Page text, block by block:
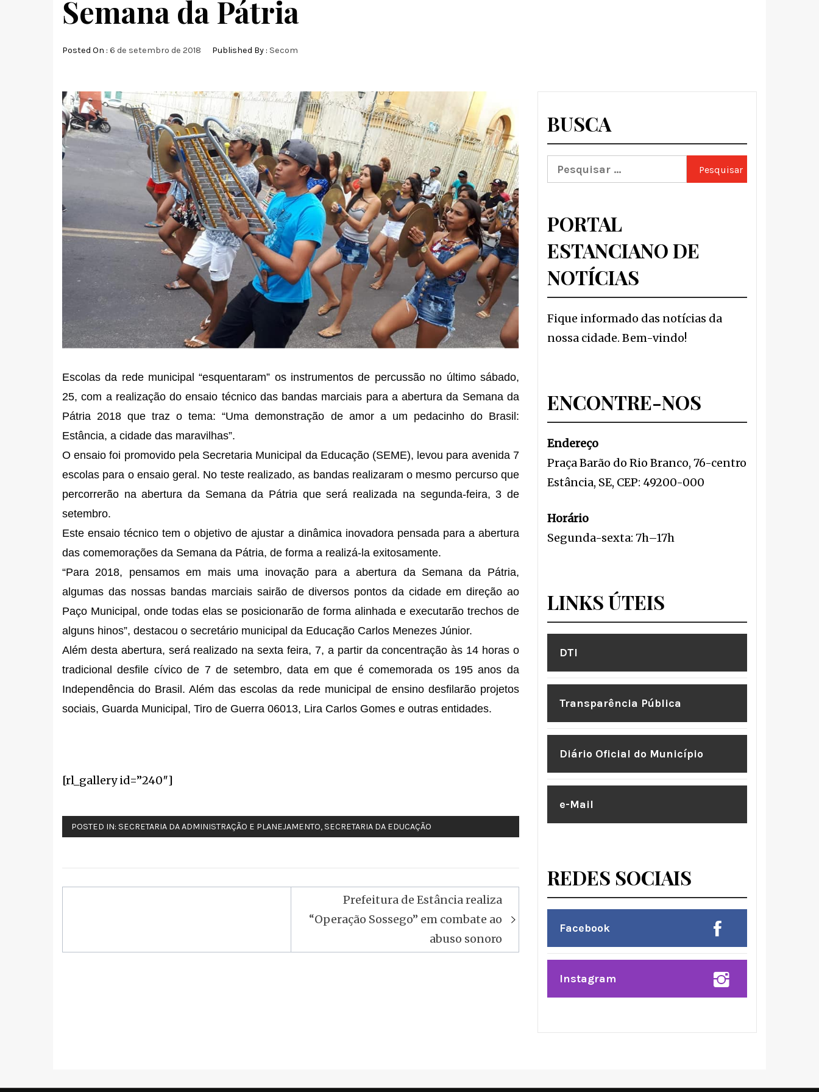
Semana da Pátria
Posted On : 6 de setembro de 2018 Published By : Secom
Escolas da rede municipal “esquentaram” os instrumentos de percussão no último sábado,
25, com a realização do ensaio técnico das bandas marciais para a abertura da Semana da
Pátria 2018 que traz o tema: “Uma demonstração de amor a um pedacinho do Brasil:
Estância, a cidade das maravilhas”.
O ensaio foi promovido pela Secretaria Municipal da Educação (SEME), levou para avenida 7
escolas para o ensaio geral. No teste realizado, as bandas realizaram o mesmo percurso que
percorrerão na abertura da Semana da Pátria que será realizada na segunda-feira, 3 de
setembro.
Este ensaio técnico tem o objetivo de ajustar a dinâmica inovadora pensada para a abertura
das comemorações da Semana da Pátria, de forma a realizá-la exitosamente.
“Para 2018, pensamos em mais uma inovação para a abertura da Semana da Pátria,
algumas das nossas bandas marciais sairão de diversos pontos da cidade em direção ao
Paço Municipal, onde todas elas se posicionarão de forma alinhada e executarão trechos de
alguns hinos”, destacou o secretário municipal da Educação Carlos Menezes Júnior.
Além desta abertura, será realizado na sexta feira, 7, a partir da concentração às 14 horas o
tradicional desfile cívico de 7 de setembro, data em que é comemorada os 195 anos da
Independência do Brasil. Além das escolas da rede municipal de ensino desfilarão projetos
sociais, Guarda Municipal, Tiro de Guerra 06013, Lira Carlos Gomes e outras entidades.
[rl_gallery id=”240″]
POSTED IN: SECRETARIA DA ADMINISTRAÇÃO E PLANEJAMENTO, SECRETARIA DA EDUCAÇÃO
Post
Prefeitura de Estância realiza
“Operação Sossego” em combate ao
abuso sonoro
BUSCA
Pesquisar
por:
PORTAL
ESTANCIANO DE
NOTÍCIAS
Fique informado das notícias da
nossa cidade. Bem-vindo!
ENCONTRE-NOS
Endereço
Praça Barão do Rio Branco, 76-centro
Estância, SE, CEP: 49200-000
Horário
Segunda-sexta: 7h–17h
LINKS ÚTEIS
DTI
Transparência Pública
Diário Oficial do Município
e-Mail
REDES SOCIAIS
Facebook
Instagram